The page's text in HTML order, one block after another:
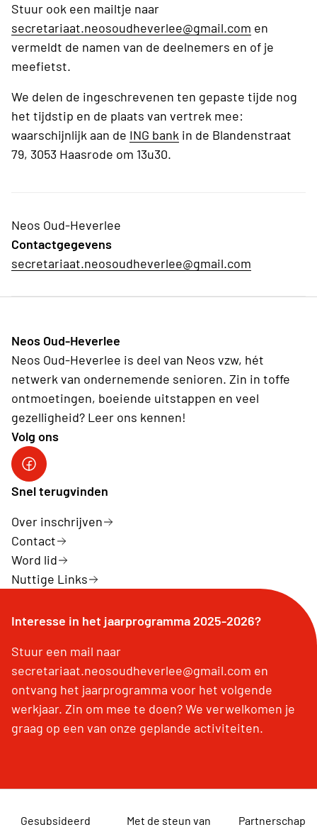
Stuur ook een mailtje naar
secretariaat.neosoudheverlee@gmail.com en
vermeldt de namen van de deelnemers en of je
meefietst.
We delen de ingeschrevenen ten gepaste tijde nog
het tijdstip en de plaats van vertrek mee:
waarschijnlijk aan de ING bank in de Blandenstraat
79, 3053 Haasrode om 13u30.
Neos Oud-Heverlee
Contactgegevens
secretariaat.neosoudheverlee@gmail.com
Neos Oud-Heverlee
Neos Oud-Heverlee is deel van Neos vzw, hét
netwerk van ondernemende senioren. Zin in toffe
ontmoetingen, boeiende uitstappen en veel
gezelligheid? Leer ons kennen!
Volg ons
Facebook
Snel terugvinden
Over inschrijven
Contact
Word lid
Nuttige Links
Interesse in het jaarprogramma 2025-2026?
Stuur een mail naar
secretariaat.neosoudheverlee@gmail.com en
ontvang het jaarprogramma voor het volgende
werkjaar. Zin om mee te doen? We verwelkomen je
graag op een van onze geplande activiteiten.
Gesubsideerd
Met de steun van
Partnerschap